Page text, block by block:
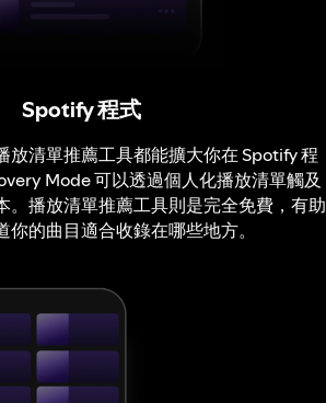
Spotify 程式
放清單推薦工具都能擴大你在 Spotify 程
Mode 可以透過個人化播放清單觸及
。播放清單推薦工具則是完全免費，有助
你的曲目適合收錄在哪些地方。